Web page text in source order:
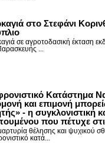
στο Στεφάνι
σε αγροτοδασική έκταση
...
Κατάστημα
και επιμονή
- η συγκλονιστική
που πέτυχε
θέλησης και ψυχικού
κατά...